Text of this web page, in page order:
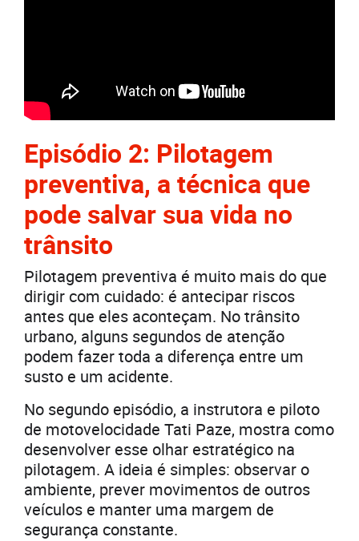
Episódio 2: Pilotagem
preventiva, a técnica que
pode salvar sua vida no
trânsito
Pilotagem preventiva é muito mais do que
dirigir com cuidado: é antecipar riscos
antes que eles aconteçam. No trânsito
urbano, alguns segundos de atenção
podem fazer toda a diferença entre um
susto e um acidente.
No segundo episódio, a instrutora e piloto
de motovelocidade Tati Paze, mostra como
desenvolver esse olhar estratégico na
pilotagem. A ideia é simples: observar o
ambiente, prever movimentos de outros
veículos e manter uma margem de
segurança constante.